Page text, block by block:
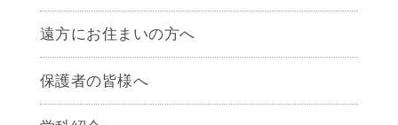
遠方にお住まいの方へ
保護者の皆様へ